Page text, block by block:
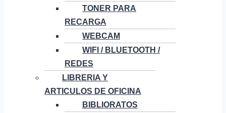
TONER PARA
RECARGA
WEBCAM
WIFI / BLUETOOTH /
REDES
LIBRERIA Y
ARTICULOS DE OFICINA
BIBLIORATOS